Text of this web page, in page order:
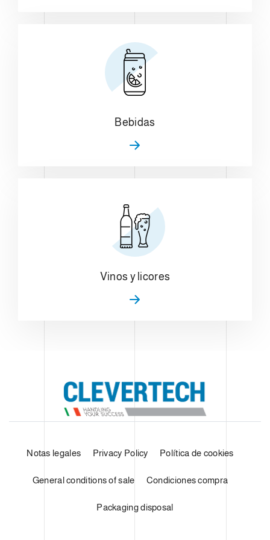
Bebidas
Vinos y licores
Notas legales Privacy Policy Política de cookies
General conditions of sale Condiciones compra
Packaging disposal